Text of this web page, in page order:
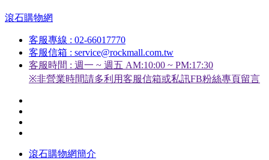
滾石購物網
客服專線 : 02-66017770
客服信箱 : service@rockmall.com.tw
客服時間 : 週一 ~ 週五 AM:10:00 ~ PM:17:30
※非營業時間請多利用客服信箱或私訊FB粉絲專頁留言
滾石購物網簡介